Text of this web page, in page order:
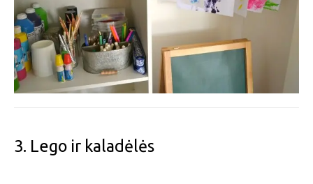
3. Lego ir kaladėlės